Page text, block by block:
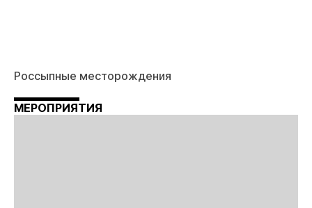
Россыпные месторождения
МЕРОПРИЯТИЯ